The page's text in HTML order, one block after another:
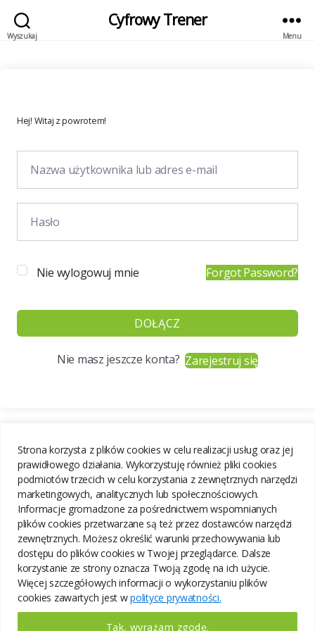
Strona korzysta z plików cookies w celu realizacji usług oraz jej
prawidłowego działania. Wykorzystuję również pliki cookies
podmiotów trzecich w celu korzystania z zewnętrznych narzędzi
marketingowych, analitycznych lub społecznościowych.
Informacje gromadzone za pośrednictwem wspomnianych
plików cookies przetwarzane są też przez dostawców narzędzi
zewnętrznych. Możesz określić warunki przechowywania lub
dostępu do plików cookies w Twojej przeglądarce. Dalsze
korzystanie ze strony oznacza Twoją zgodę na ich użycie.
Więcej szczegółowych informacji o wykorzystaniu plików
cookies zawartych jest wpolityce prywatności.
Tak, wyrażam zgodę.
Wyszukaj
Cyfrowy Trener
Menu
Hej! Witaj z powrotem!
Nie wylogowuj mnie Forgot Password?
DOŁĄCZ
Nie masz jeszcze konta?Zarejestruj się